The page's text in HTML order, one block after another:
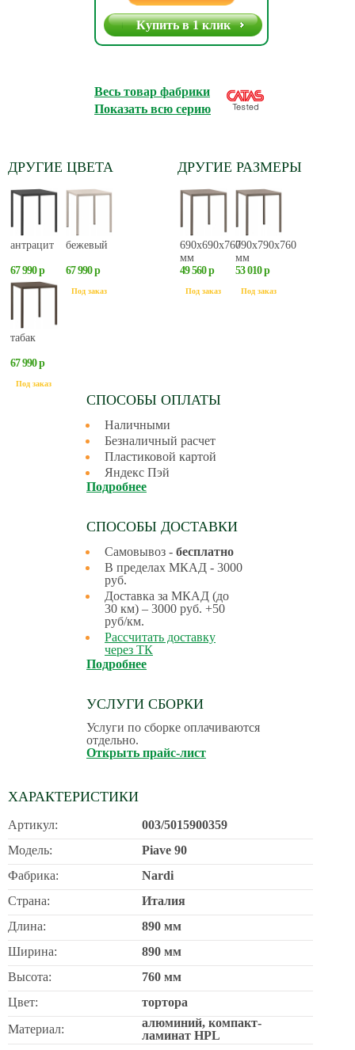
Купить в 1 клик
Весь товар фабрики
Показать всю серию
ДРУГИЕ ЦВЕТА
антрацит
67 990 р
Под заказ
бежевый
67 990 р
Под заказ
табак
67 990 р
Под заказ
ДРУГИЕ РАЗМЕРЫ
690х690х760
мм
49 560 р
Под заказ
790х790х760
мм
53 010 р
Под заказ
СПОСОБЫ ОПЛАТЫ
Наличными
Безналичный расчет
Пластиковой картой
Яндекс Пэй
Подробнее
СПОСОБЫ ДОСТАВКИ
Самовывоз - бесплатно
В пределах МКАД - 3000
руб.
Доставка за МКАД (до
30 км) – 3000 руб. +50
руб/км.
Рассчитать доставку
через ТК
Подробнее
УСЛУГИ СБОРКИ
Услуги по сборке оплачиваются
отдельно.
Открыть прайс-лист
ХАРАКТЕРИСТИКИ
Артикул:
003/5015900359
Модель:
Piave 90
Фабрика:
Nardi
Страна:
Италия
Длина:
890 мм
Ширина:
890 мм
Высота:
760 мм
Цвет:
тортора
Материал:
алюминий, компакт-
ламинат HPL